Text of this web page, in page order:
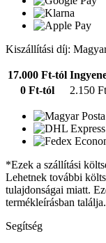
Kiszállítási díj:
17.000 Ft-tól
0 Ft-tól
2.150 Ft
*Ezek a szállítási
Lehetnek további
tulajdonságai miatt.
termékleírásban találja.
Segítség